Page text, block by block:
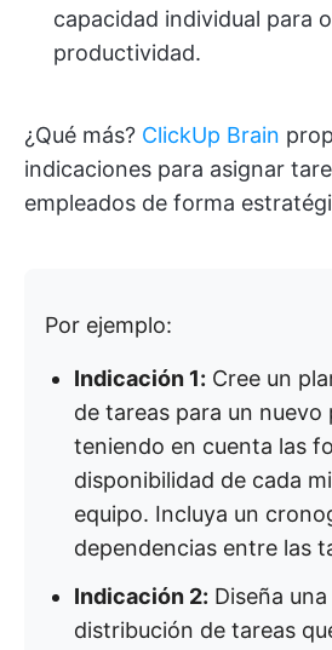
capacidad individual para
productividad.
¿Qué más? ClickUp Brain
indicaciones para asignar
empleados de forma
Por ejemplo:
Indicación 1: Cree un
de tareas para un nuevo
teniendo en cuenta las
disponibilidad de cada
equipo. Incluya un
dependencias entre las
Indicación 2: Diseña
distribución de tareas